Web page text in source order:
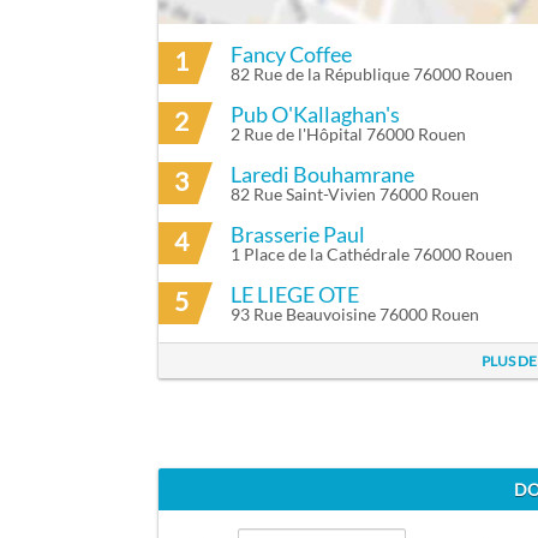
ITINÉRAIRE VERS JULIE OLIVA À ROUEN
VÉLOS EN LIBRE-SERVICE PROCHES DE
Cy'clic 05- Hotel De Ville
Cy'clic 22 - Cathedrale
1 Fancy Coffee
82 Rue de la République 76000 Rouen
2 Pub O'Kallaghan's
2 Rue de l'Hôpital 76000 Rouen
3 Laredi Bouhamrane
82 Rue Saint-Vivien 76000 Rouen
4 Brasserie Paul
1 Place de la Cathédrale 76000 Rouen
5 LE LIEGE OTE
93 Rue Beauvoisine 76000 Rouen
PLUS